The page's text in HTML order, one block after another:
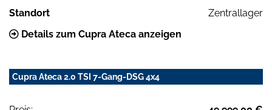
Standort
Zentrallager
Details zum Cupra Ateca anzeigen
Cupra Ateca 2.0 TSI 7-Gang-DSG 4x4